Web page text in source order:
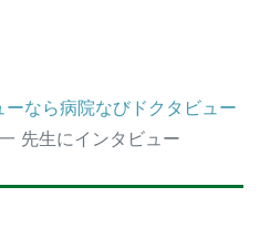
なら病院なびドクタビュー
先生にインタビュー